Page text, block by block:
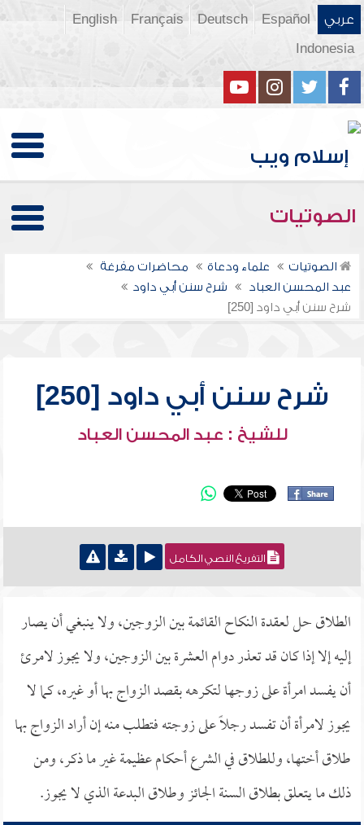
عربي Español
Deutsch
Français
English
Indonesia
الصوتيات
الصوتيات علماء ودعاة
محاضرات مفرغة
عبد المحسن العباد
شرح سنن أبي داود
شرح سنن أبي داود [250]
شرح سنن أبي داود [250]
للشيخ : عبد المحسن العباد
التفريغ النصي الكامل
الطلاق حل لعقدة النكاح القائمة بين الزوجين، ولا ينبغي أن يصار
إليه إلا إذا كان قد تعذر دوام العشرة بين الزوجين، ولا يجوز لامرئ
أن يفسد امرأة على زوجها لتكرهه بقصد الزواج بها أو غيره، كما لا
يجوز لامرأة أن تفسد رجلاً على زوجته فتطلب منه إن أراد الزواج بها
طلاق أختها، وللطلاق في الشرع أحكام عظيمة غير ما ذكر، ومن
ذلك ما يتعلق بطلاق السنة الجائز وطلاق البدعة الذي لا يجوز.